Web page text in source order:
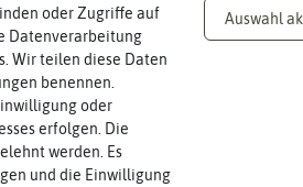
oder Zugriffe auf
Datenverarbeitung
Wir teilen diese Daten
benennen.
oder
erfolgen. Die
werden. Es
und die Einwilligung
Auswahl